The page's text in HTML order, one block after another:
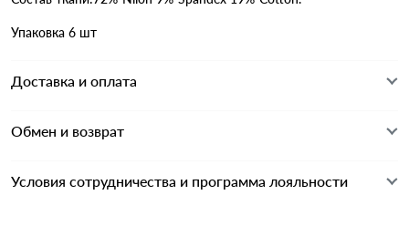
Упаковка 6 шт
Доставка и оплата
Обмен и возврат
Условия сотрудничества и программа лояльности